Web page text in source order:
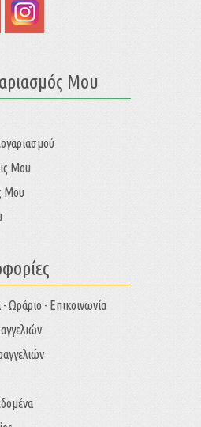
Μου
Μου
Μου
Ωράριο - Επικοινωνία